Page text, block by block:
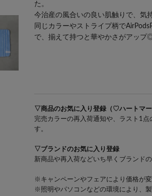
た。
今治産の風合いの良い肌触りで、気
同じカラーやストライプ柄で
で、揃えて持つと華やかさがアップ
▽商品のお気に入り登録（♡ハートマー
完売カラーの再入荷通知や、ラスト1
す。
▽ブランドのお気に入り登録
新商品や再入荷などいち早くブランド
※キャンペーンやフェアにより価格が
※照明やパソコンなどの環境により、